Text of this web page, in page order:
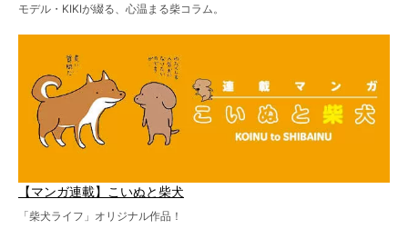
モデル・KIKIが綴る、心温まる柴コラム。
【マンガ連載】こいぬと柴犬
「柴犬ライフ」オリジナル作品！